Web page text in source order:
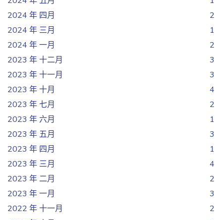
2024 年 四月
2
2024 年 三月
1
2024 年 一月
2
2023 年 十二月
3
2023 年 十一月
3
2023 年 十月
4
2023 年 七月
2
2023 年 六月
1
2023 年 五月
3
2023 年 四月
1
2023 年 三月
4
2023 年 二月
2
2023 年 一月
3
2022 年 十一月
2